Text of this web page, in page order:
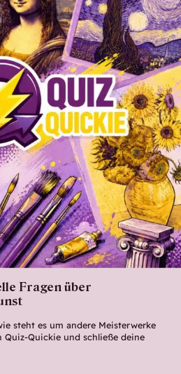
Fragen über
steht es um andere Meisterwerke
Quiz-Quickie und schließe deine